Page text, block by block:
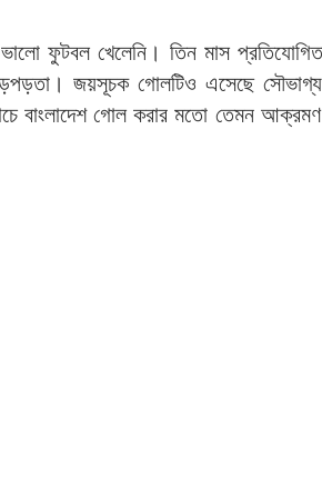
ফুটবল খেলেনি। তিন মাস
গড়পড়তা। জয়সূচক গোলটিও এসেছে
বাংলাদেশ গোল করার মতো তেমন